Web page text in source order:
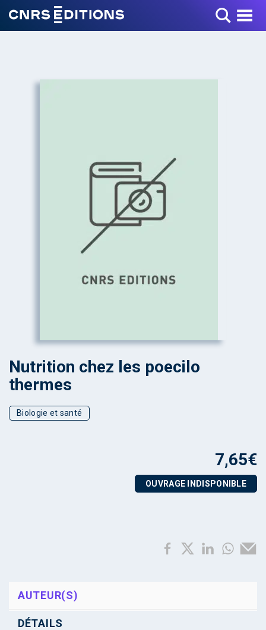
Toggle Menu
Nutrition chez les poecilo
thermes
Biologie et santé
7,65€
OUVRAGE INDISPONIBLE
AUTEUR(S)
DÉTAILS